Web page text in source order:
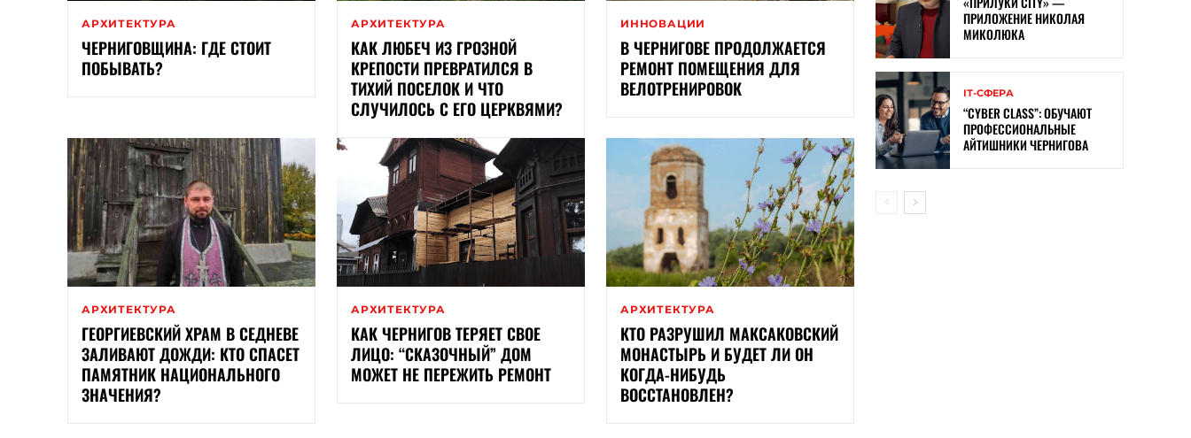
АРХИТЕКТУРА
ЧЕРНИГОВЩИНА: ГДЕ СТОИТ
ПОБЫВАТЬ?
АРХИТЕКТУРА
КАК ЛЮБЕЧ ИЗ ГРОЗНОЙ
КРЕПОСТИ ПРЕВРАТИЛСЯ В
ТИХИЙ ПОСЕЛОК И ЧТО
СЛУЧИЛОСЬ С ЕГО ЦЕРКВЯМИ?
ИННОВАЦИИ
В ЧЕРНИГОВЕ ПРОДОЛЖАЕТСЯ
РЕМОНТ ПОМЕЩЕНИЯ ДЛЯ
ВЕЛОТРЕНИРОВОК
АРХИТЕКТУРА
ГЕОРГИЕВСКИЙ ХРАМ В СЕДНЕВЕ
ЗАЛИВАЮТ ДОЖДИ: КТО СПАСЕТ
ПАМЯТНИК НАЦИОНАЛЬНОГО
ЗНАЧЕНИЯ?
АРХИТЕКТУРА
КАК ЧЕРНИГОВ ТЕРЯЕТ СВОЕ
ЛИЦО: “СКАЗОЧНЫЙ” ДОМ
МОЖЕТ НЕ ПЕРЕЖИТЬ РЕМОНТ
АРХИТЕКТУРА
КТО РАЗРУШИЛ МАКСАКОВСКИЙ
МОНАСТЫРЬ И БУДЕТ ЛИ ОН
КОГДА-НИБУДЬ
ВОССТАНОВЛЕН?
ПРИЛОЖЕНИЕ НИКОЛАЯ
МИКОЛЮКА
ІТ-СФЕРА
“CYBER ​​CLASS”: ОБУЧАЮТ
ПРОФЕССИОНАЛЬНЫЕ
АЙТИШНИКИ ЧЕРНИГОВА